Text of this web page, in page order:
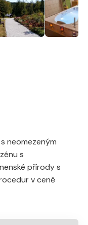
neomezeným
s
přírody s
v ceně